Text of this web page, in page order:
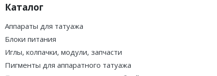
Каталог
Аппараты для татуажа
Блоки питания
Иглы, колпачки, модули, запчасти
Пигменты для аппаратного татуажа